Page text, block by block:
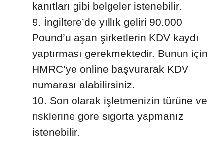
kanıtları gibi belgeler istenebilir.
İngiltere’de yıllık geliri 90.000
Pound’u aşan şirketlerin KDV kaydı
yaptırması gerekmektedir. Bunun için
HMRC’ye online başvurarak KDV
numarası alabilirsiniz.
Son olarak işletmenizin türüne ve
risklerine göre sigorta yapmanız
istenebilir.